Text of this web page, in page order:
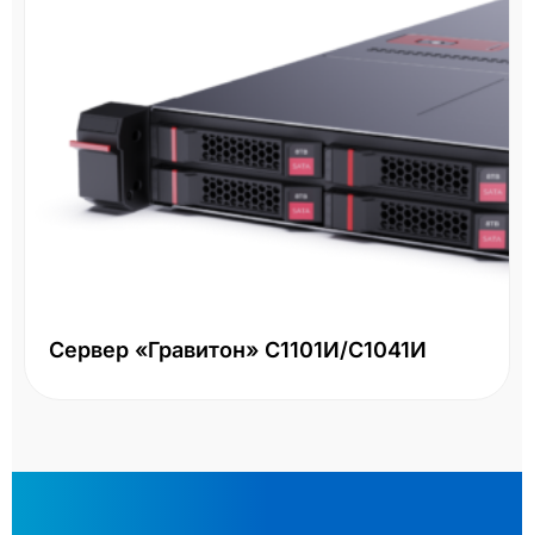
Сервер «Гравитон» С1101И/С1041И